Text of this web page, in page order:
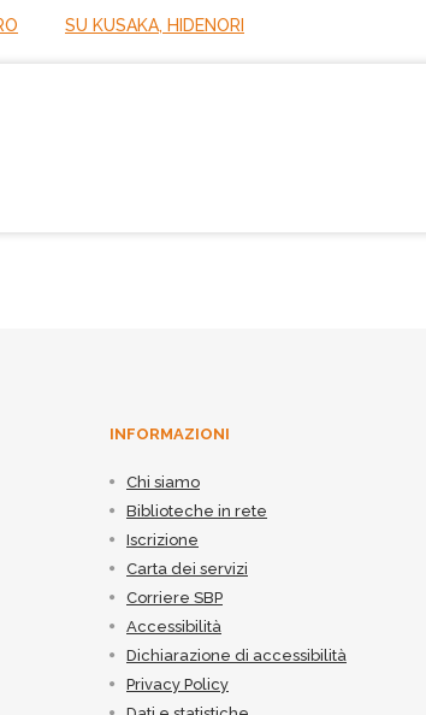
SU KUSAKA, HIDENORI
INFORMAZIONI
Chi siamo
Biblioteche in rete
Iscrizione
Carta dei servizi
Corriere SBP
Accessibilità
Dichiarazione di accessibilità
Privacy Policy